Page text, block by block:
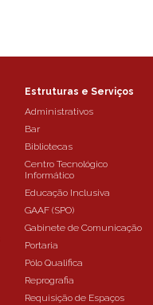
Estruturas e Serviços
Administrativos
Bar
Bibliotecas
Centro Tecnológico
Informático
Educação Inclusiva
GAAF (SPO)
Gabinete de Comunicação
Portaria
Pólo Qualifica
Reprografia
Requisição de Espaços